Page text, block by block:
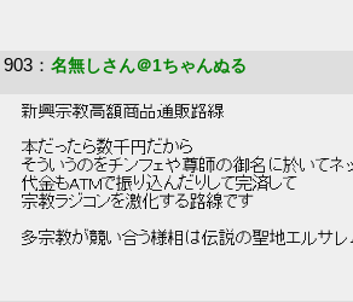
903 ： 名無しさん＠1ちゃんぬる
新興宗教高額商品通販路線
本だったら数千円だから
そういうのをチンフェや尊師の御名に於いてネ
代金もATMで振り込んだりして完済して
宗教ラジコンを激化する路線です
多宗教が競い合う様相は伝説の聖地エルサレ